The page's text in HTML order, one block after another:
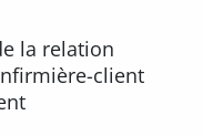
la relation
client